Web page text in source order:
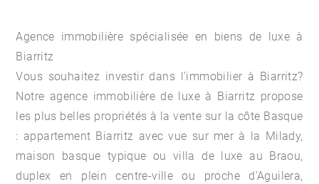
Agence immobilière spécialisée en biens de luxe à
Biarritz
Vous souhaitez investir dans l'immobilier à Biarritz?
Notre agence immobilière de luxe à Biarritz propose
les plus belles propriétés à la vente sur la côte Basque
: appartement Biarritz avec vue sur mer à la Milady,
maison basque typique ou villa de luxe au Braou,
duplex en plein centre-ville ou proche d'Aguilera,